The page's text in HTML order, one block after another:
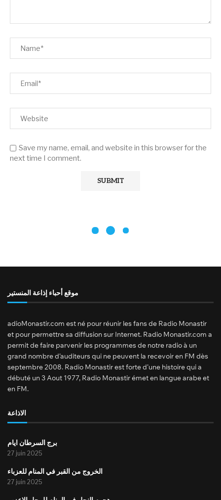
Save my name, email, and website in this browser for the
next time I comment.
موقع أحباء إذاعة المنستير
adioMonastir.com est né pour réunir les fans de Radio Monastir
et pour permettre sa diffusion sur Internet. Radio Monastir.com a
permit de faire parvenir les programmes de notre radio à un
grand nombre d’auditeurs qui ne peuvent la recevoir en FM dès
septembre 2008. Radio Monastir est forte d’une histoire qui a
débuté un 3 Aout 1977, Radio Monastir émet en langue arabe et
en FM.
الاذاعة
برج السرطان ايام
27 juin 2025
الخروج من القبر في المنام للعزباء
27 juin 2025